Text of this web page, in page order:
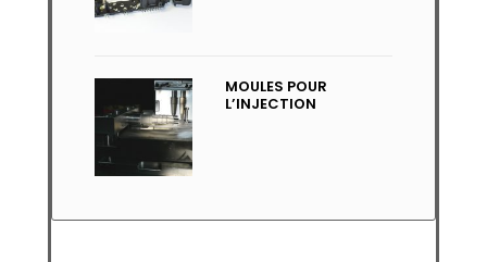
MOULES POUR
L’INJECTION